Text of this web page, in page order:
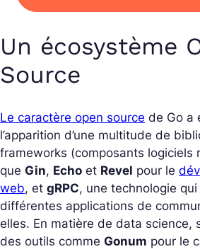
Un écosystème
Source
Le caractère open source de Go a
l’apparition d’une multitude de
frameworks (composants logiciels
que Gin, Echo et Revel pour le
web, et gRPC, une technologie
différentes applications de
elles. En matière de data science,
des outils comme Gonum pour le